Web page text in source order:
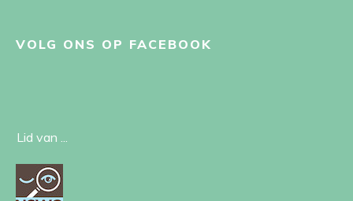
VOLG ONS OP FACEBOOK
Lid van ...